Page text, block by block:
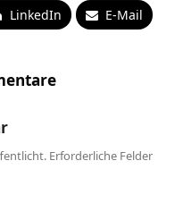
LinkedIn E-Mail
Erforderliche Felder